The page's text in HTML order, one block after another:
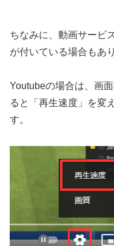
ちなみに、動画サービ
が付いている場合もあ
Youtubeの場合は、画
ると「再生速度」を変
す。